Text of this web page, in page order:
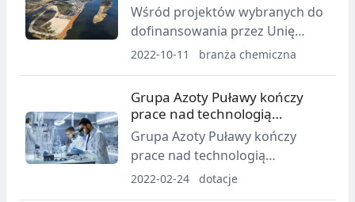
wdrażaniem innowacji oraz
poprawą efektywności
energetycznej.
Wśród projektów wybranych do
dofinansowania przez Unię
Europejską znalazł się projekt
kompleksowej poprzez
zwiększenie dostępności i
efektywności Portu Police".
2022-10-11 branża chemiczna
Grupa Azoty Puławy kończy
prace nad technologią
otrzymywania ε-kaprolaktonu
Grupa Azoty Puławy kończy
prace nad technologią
otrzymywania ε-kaprolaktonu -
2022-02-24 dotacje